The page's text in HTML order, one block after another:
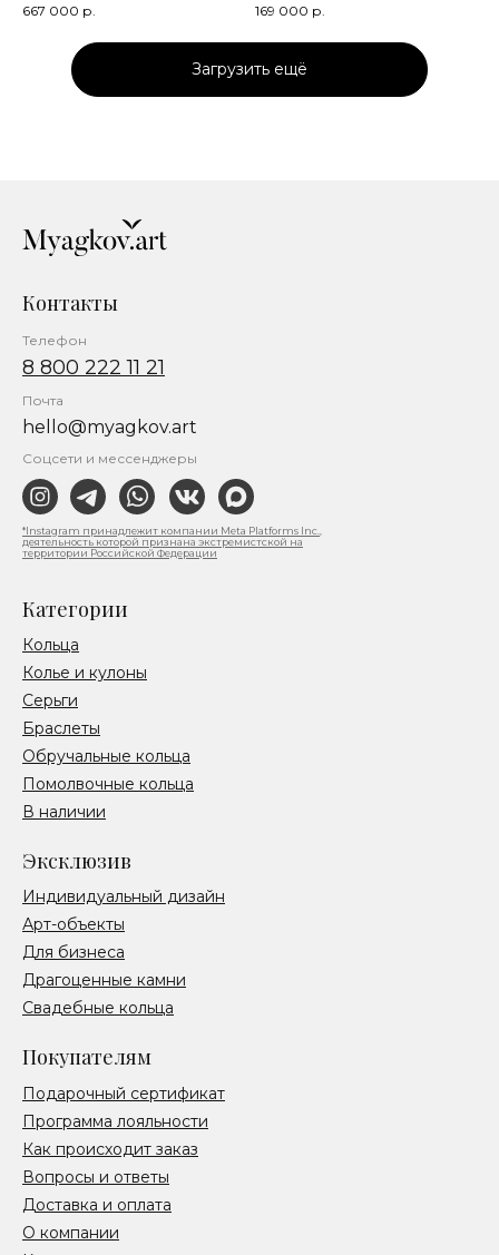
667 000 р. 169 000 р.
Загрузить ещё
Контакты
Покупателям
Эксклюзив
Категории
Телефон
О компании
Доставка и оплата
Вопросы и ответы
Как происходит заказ
Подарочный сертификат
Свадебные кольца
Драгоценные камни
Для бизнеса
Арт-объекты
Индивидуальный дизайн
Помолвочные кольца
Обручальные кольца
Браслеты
Серьги
Колье и кулоны
Кольца
Соцсети и мессенджеры
hello@myagkov.art
Почта
8 800 222 11 21
*Instagram принадлежит компании Meta Platforms Inc.,
деятельность которой признана экстремистской на
территории Российской Федерации
Программа лояльности
В наличии